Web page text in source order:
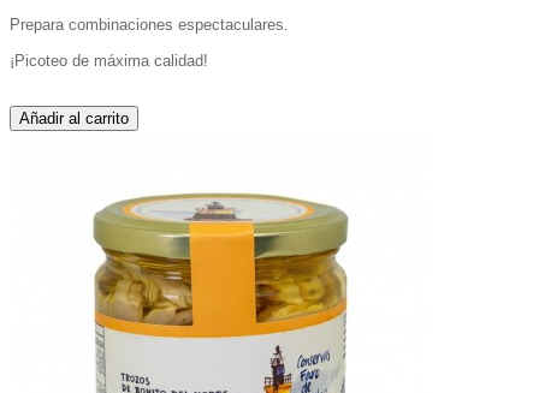
Prepara combinaciones espectaculares.
¡Picoteo de máxima calidad!
Añadir al carrito